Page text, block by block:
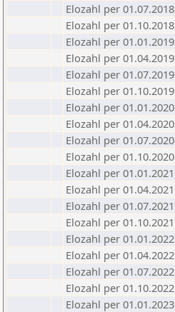
Elozahl per 01.07.2018
Elozahl per 01.10.2018
Elozahl per 01.01.2019
Elozahl per 01.04.2019
Elozahl per 01.07.2019
Elozahl per 01.10.2019
Elozahl per 01.01.2020
Elozahl per 01.04.2020
Elozahl per 01.07.2020
Elozahl per 01.10.2020
Elozahl per 01.01.2021
Elozahl per 01.04.2021
Elozahl per 01.07.2021
Elozahl per 01.10.2021
Elozahl per 01.01.2022
Elozahl per 01.04.2022
Elozahl per 01.07.2022
Elozahl per 01.10.2022
Elozahl per 01.01.2023